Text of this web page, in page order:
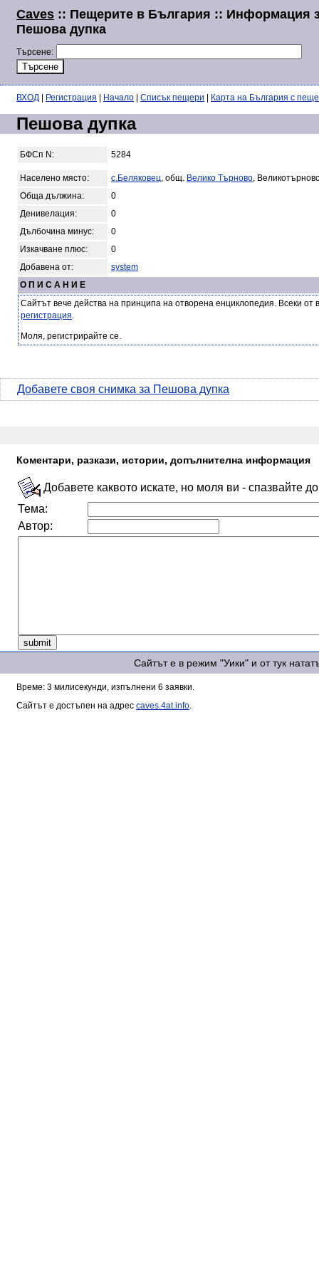
Caves :: Пещерите в България :: Информация
Пешова дупка
Търсене:
ВХОД Регистрация Начало Списък пещери Карта на България с
Пешова дупка
БФСп N: 5284
Населено място: с.Беляковец, общ. Велико Търново,
Обща дължина:
0
Денивелация:
0
Дълбочина минус:
0
Изкачване плюс:
0
Добавена от:
system
О П И С А Н И Е
Сайтът вече действа на принципа на отворена енциклопедия. Всеки
регистрация.
Моля, регистрирайте се.
Добавете своя снимка за Пешова дупка
Коментари, разкази, истории, допълнителна информация
Добавете каквото искате, но моля ви - спазвайте
Тема:
Автор:
Сайтът е в режим "Уики" и от тук
Време: 3 милисекунди, изпълнени 6 заявки.
Сайтът е достъпен на адрес caves.4at.info.